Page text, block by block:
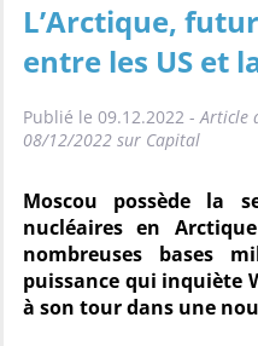
L’Arctique,
entre les US et
Publié le 09.12.2022 -Article
08/12/2022 sur Capital
Moscou possède la
nucléaires en
nombreuses bases
puissance qui inquiète
à son tour dans une